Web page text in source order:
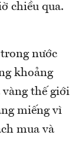
chiều qua.
nước
khoảng
thế giới
miếng vì
mua và